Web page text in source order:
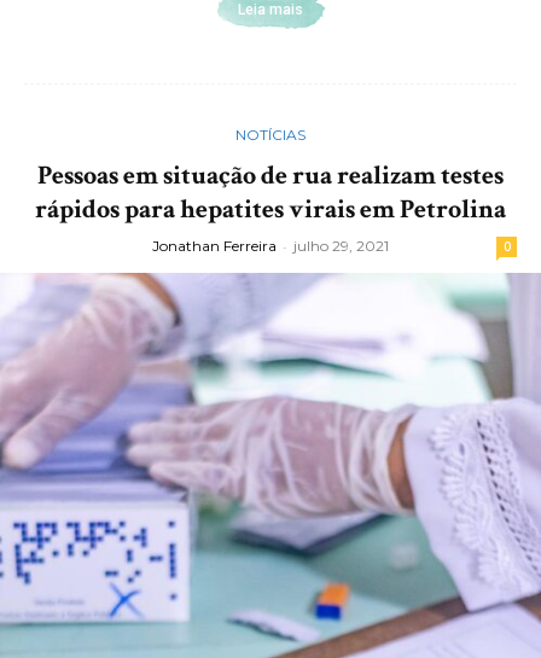
Leia mais
NOTÍCIAS
Pessoas em situação de rua realizam testes
rápidos para hepatites virais em Petrolina
Jonathan Ferreira - julho 29, 2021 0